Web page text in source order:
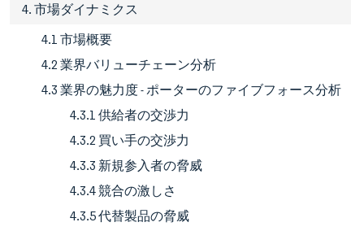
4. 市場ダイナミクス
4.1 市場概要
4.2 業界バリューチェーン分析
4.3 業界の魅力度 - ポーターのファイブフォース分析
4.3.1 供給者の交渉力
4.3.2 買い手の交渉力
4.3.3 新規参入者の脅威
4.3.4 競合の激しさ
4.3.5 代替製品の脅威